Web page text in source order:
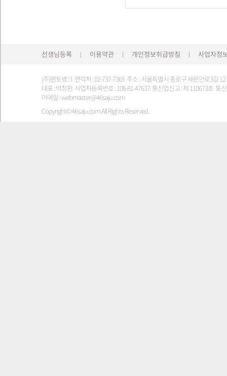
선생님등록 | 이용약관 | 개인정보취급방침 | 사업자정
(주)멘토뱅크 연락처 : 02-737-7365 주소 : 서울특별시 종로구 새문안로3길
대표 : 박정환 사업자등록번호 : 106-81-47637 통신업신고 : 제 110673호 통
이메일 : webmaster@46saju.com
Copyright©46saju.com All Rights Reserved.